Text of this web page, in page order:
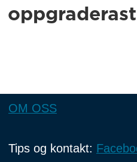
OM OSS
Tips og kontakt: